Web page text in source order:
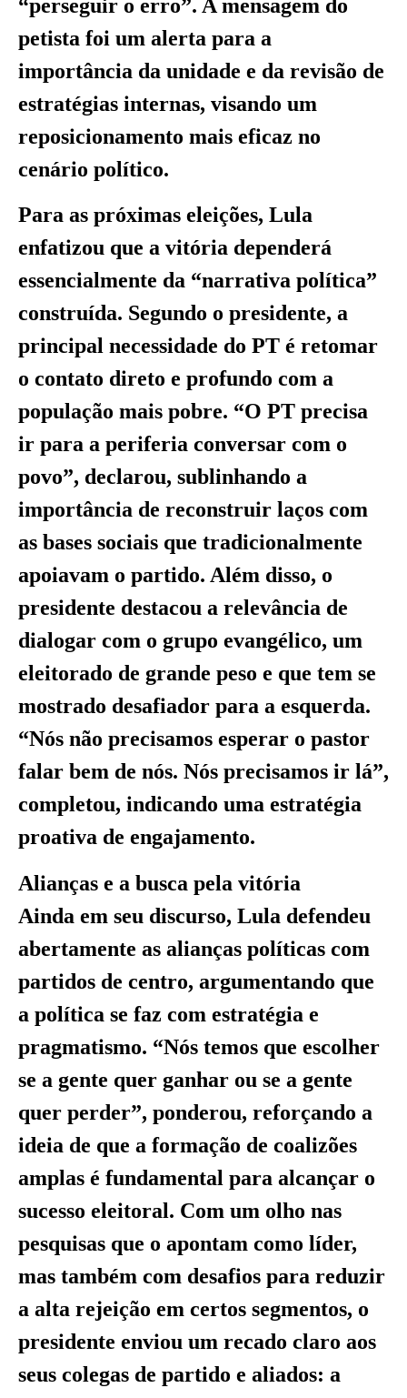
“perseguir o erro”. A mensagem do
petista foi um alerta para a
importância da unidade e da revisão de
estratégias internas, visando um
reposicionamento mais eficaz no
cenário político.
Para as próximas eleições, Lula
enfatizou que a vitória dependerá
essencialmente da “narrativa política”
construída. Segundo o presidente, a
principal necessidade do PT é retomar
o contato direto e profundo com a
população mais pobre. “O PT precisa
ir para a periferia conversar com o
povo”, declarou, sublinhando a
importância de reconstruir laços com
as bases sociais que tradicionalmente
apoiavam o partido. Além disso, o
presidente destacou a relevância de
dialogar com o grupo evangélico, um
eleitorado de grande peso e que tem se
mostrado desafiador para a esquerda.
“Nós não precisamos esperar o pastor
falar bem de nós. Nós precisamos ir lá”,
completou, indicando uma estratégia
proativa de engajamento.
Alianças e a busca pela vitória
Ainda em seu discurso, Lula defendeu
abertamente as alianças políticas com
partidos de centro, argumentando que
a política se faz com estratégia e
pragmatismo. “Nós temos que escolher
se a gente quer ganhar ou se a gente
quer perder”, ponderou, reforçando a
ideia de que a formação de coalizões
amplas é fundamental para alcançar o
sucesso eleitoral. Com um olho nas
pesquisas que o apontam como líder,
mas também com desafios para reduzir
a alta rejeição em certos segmentos, o
presidente enviou um recado claro aos
seus colegas de partido e aliados: a